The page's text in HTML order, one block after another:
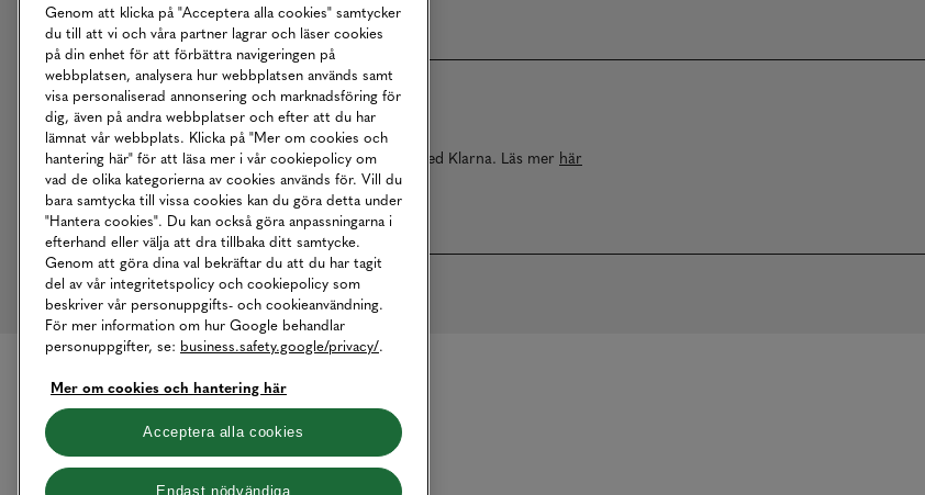
Betalningar online sköts i samarbete med Klarna. Läs mer här
Genom att klicka på "Acceptera alla cookies" samtycker
du till att vi och våra partner lagrar och läser cookies
på din enhet för att förbättra navigeringen på
webbplatsen, analysera hur webbplatsen används samt
visa personaliserad annonsering och marknadsföring för
dig, även på andra webbplatser och efter att du har
lämnat vår webbplats. Klicka på "Mer om cookies och
hantering här" för att läsa mer i vår cookiepolicy om
vad de olika kategorierna av cookies används för. Vill du
bara samtycka till vissa cookies kan du göra detta under
"Hantera cookies". Du kan också göra anpassningarna i
efterhand eller välja att dra tillbaka ditt samtycke.
Genom att göra dina val bekräftar du att du har tagit
del av vår integritetspolicy och cookiepolicy som
beskriver vår personuppgifts- och cookieanvändning.
För mer information om hur Google behandlar
personuppgifter, se: business.safety.google/privacy/.
Mer om cookies och hantering här
Acceptera alla cookies
Endast nödvändiga